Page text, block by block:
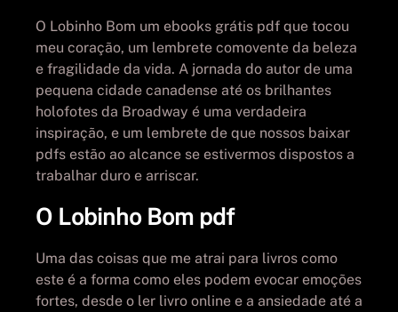
O Lobinho Bom um ebooks grátis pdf que tocou
meu coração, um lembrete comovente da beleza
e fragilidade da vida. A jornada do autor de uma
pequena cidade canadense até os brilhantes
holofotes da Broadway é uma verdadeira
inspiração, e um lembrete de que nossos baixar
pdfs estão ao alcance se estivermos dispostos a
trabalhar duro e arriscar.
O Lobinho Bom pdf
Uma das coisas que me atrai para livros como
este é a forma como eles podem evocar emoções
fortes, desde o ler livro online e a ansiedade até a